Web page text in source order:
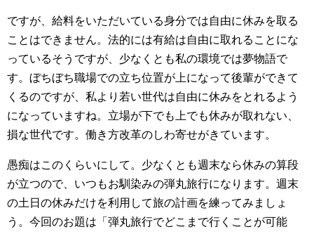
ですが、給料をいただいている身分では自由に休みを取る
ことはできません。法的には有給は自由に取れることにな
っているそうですが、少なくとも私の環境では夢物語で
す。ぼちぼち職場での立ち位置が上になって後輩ができて
くるのですが、私より若い世代は自由に休みをとれるよう
になっていますね。立場が下でも上でも休みが取れない、
損な世代です。働き方改革のしわ寄せがきています。
愚痴はこのくらいにして。少なくとも週末なら休みの算段
が立つので、いつもお馴染みの弾丸旅行になります。 週末
の土日の休みだけを利用して旅の計画を練ってみましょ
う。今回のお題は「弾丸旅行でどこまで行くことが可能